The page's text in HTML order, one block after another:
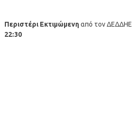
Περιστέρι Εκτιμώμενηαπό τον ΔΕΔΔΗΕ
22:30